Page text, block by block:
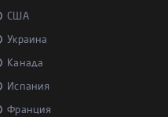
США
Украина
Канада
Испания
Франция